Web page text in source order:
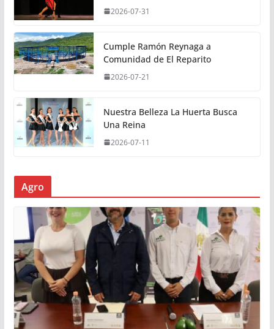
2026-07-31
Cumple Ramón Reynaga a
Comunidad de El Reparito
2026-07-21
Nuestra Belleza La Huerta Busca
Una Reina
2026-07-11
Agro